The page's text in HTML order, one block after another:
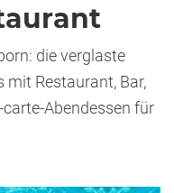
die verglaste
mit Restaurant, Bar,
Abendessen für